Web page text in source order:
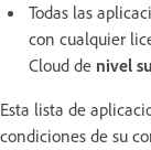
Todas las
con cualquier
Cloud de nivel
Esta lista de
condiciones de su